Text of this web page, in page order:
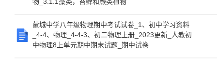
蒙城中学八年级物理期中考试试卷_1、初中学习资料
_4-4、物理_4-4-3、初二物理上册_2023更新_人教初
中物理8上单元期中期末试题_期中试卷